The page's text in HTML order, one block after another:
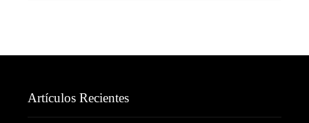
Artículos Recientes